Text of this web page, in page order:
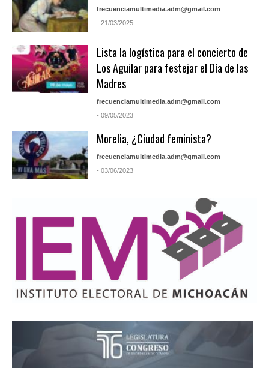
frecuenciamultimedia.adm@gmail.com
- 21/03/2025
Lista la logística para el concierto de
Los Aguilar para festejar el Día de las
Madres
frecuenciamultimedia.adm@gmail.com
- 09/05/2023
Morelia, ¿Ciudad feminista?
frecuenciamultimedia.adm@gmail.com
- 03/06/2023